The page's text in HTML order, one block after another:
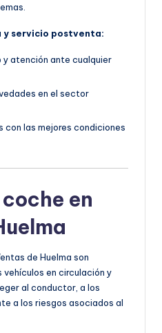
y servicio postventa:
y atención ante cualquier
en el sector
con las mejores condiciones
en
de Huelma son
en circulación y
al conductor, a los
a los riesgos asociados al